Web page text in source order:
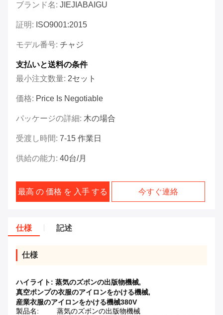
ブランド名: JIEJIABAIGU
証明: ISO9001:2015
モデル番号: チャジ
支払いと送料の条件
最小注文数量: 2セット
価格: Price Is Negotiable
パッケージの詳細: 木の場合
受渡し時間: 7-15 作業日
供給の能力: 40台/月
最高 の 価格 を 入手 する 今すぐ連絡
仕様 記述
仕様
ハイライト: 蒸気のズボンの出版物機械,
真空ポンプの衣服のアイロンをかける機械,
産業衣服のアイロンをかける機械380V
製品名:
蒸気のズボンの出版物機械